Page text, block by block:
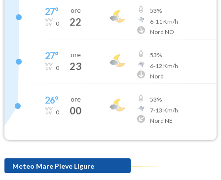
27°
0
ore
22
53%
6-11 Km/h
Nord NO
27°
0
ore
23
53%
6-12 Km/h
Nord
26°
0
ore
00
53%
7-13 Km/h
Nord NE
Meteo Mare Pieve Ligure